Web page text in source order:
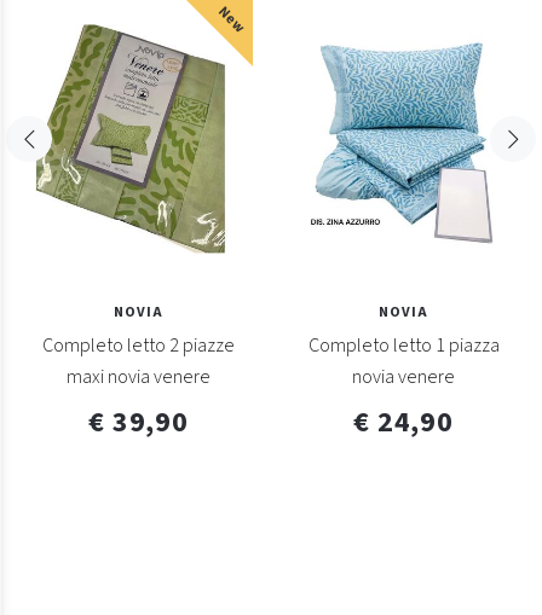
New
NOVIA
Completo letto 2 piazze
maxi novia venere
€ 39,90
NOVIA
Completo letto 1 piazza
novia venere
€ 24,90